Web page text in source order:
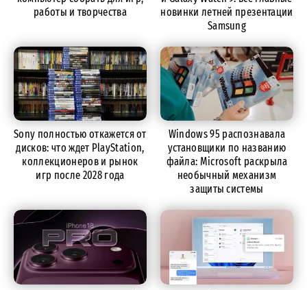
работы и творчества
новинки летней презентации
Samsung
Sony полностью откажется от
дисков: что ждет PlayStation,
коллекционеров и рынок
игр после 2028 года
Windows 95 распознавала
установщики по названию
файла: Microsoft раскрыла
необычный механизм
защиты системы